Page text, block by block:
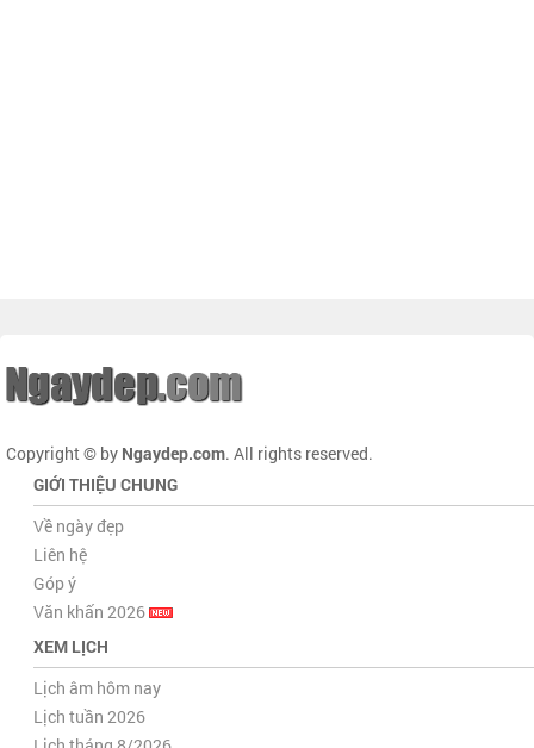
Copyright © by Ngaydep.com. All rights reserved.
GIỚI THIỆU CHUNG
Về ngày đẹp
Liên hệ
Góp ý
Văn khấn 2026
XEM LỊCH
Lịch âm hôm nay
Lịch tuần 2026